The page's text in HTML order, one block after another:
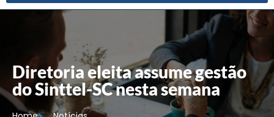
Diretoria eleita assume gestão
do Sinttel-SC nesta semana